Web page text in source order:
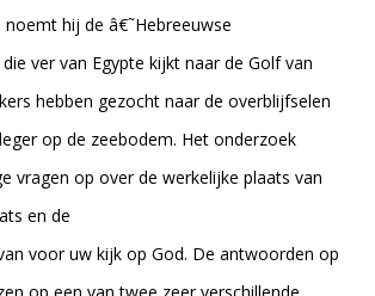
hij de â€˜Hebreeuwse
ver van Egypte kijkt naar de Golf van
hebben gezocht naar de overblijfselen
op de zeebodem. Het onderzoek
vragen op over de werkelijke plaats van
en de
voor uw kijk op God. De antwoorden op